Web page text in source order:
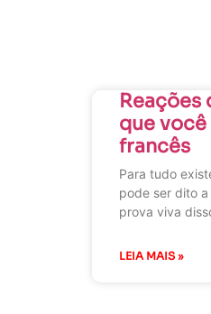
Reações
que
francês
Para tudo
pode ser dito
prova viva
LEIA MAIS »